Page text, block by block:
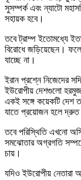
সুসম্পর্ক এবং ন্যাটো
সহায়ক হবে।
তবে ট্রাম্প ইতোমধ্যে
বিরোধে জড়িয়েছেন।
যাচ্ছে না।
ইরান প্রশ্নে নিজেদের
ইউরোপীয় দেশগুলো হরমুজ
একই সঙ্গে কয়েকটি দেশ
যাতে প্রয়োজন হলে দ্রুত
তবে পরিস্থিতি এখনো
সমঝোতার অগ্রগতি
চায়।
যদিও ইউরোপীয় নেতারা